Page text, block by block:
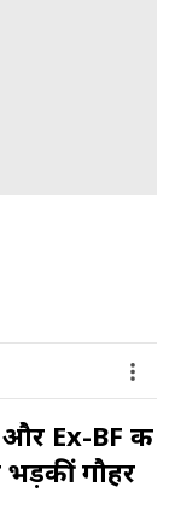
Ex-BF की
भड़कीं गौहर